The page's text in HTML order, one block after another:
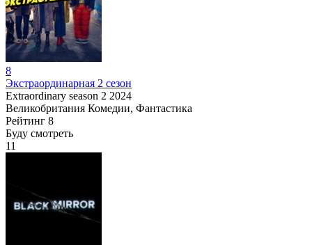
8
Экстраординарная 2 сезон
Extraordinary season 2 2024
Великобритания Комедии, Фантастика
Рейтинг 8
Буду смотреть
11